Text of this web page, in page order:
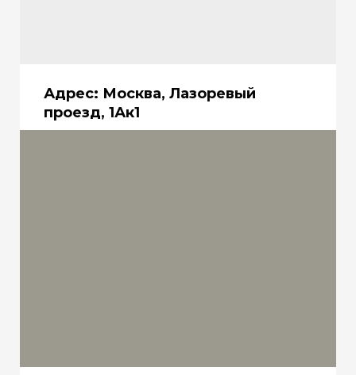
Адрес: Москва, Лазоревый
проезд, 1Ак1